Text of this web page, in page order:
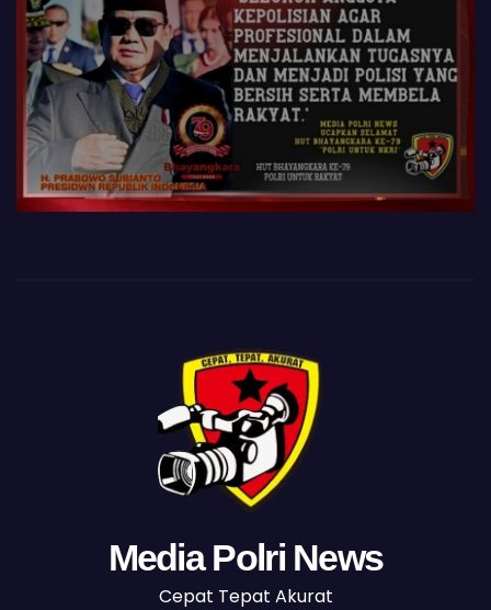
Media Polri News
Cepat Tepat Akurat